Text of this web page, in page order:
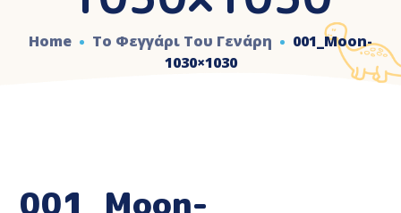
Home Το Φεγγάρι Του Γενάρη
001_Moon-
1030×1030
001_Moon-